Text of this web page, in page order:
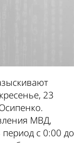
23
МВД,
с 0:00 до